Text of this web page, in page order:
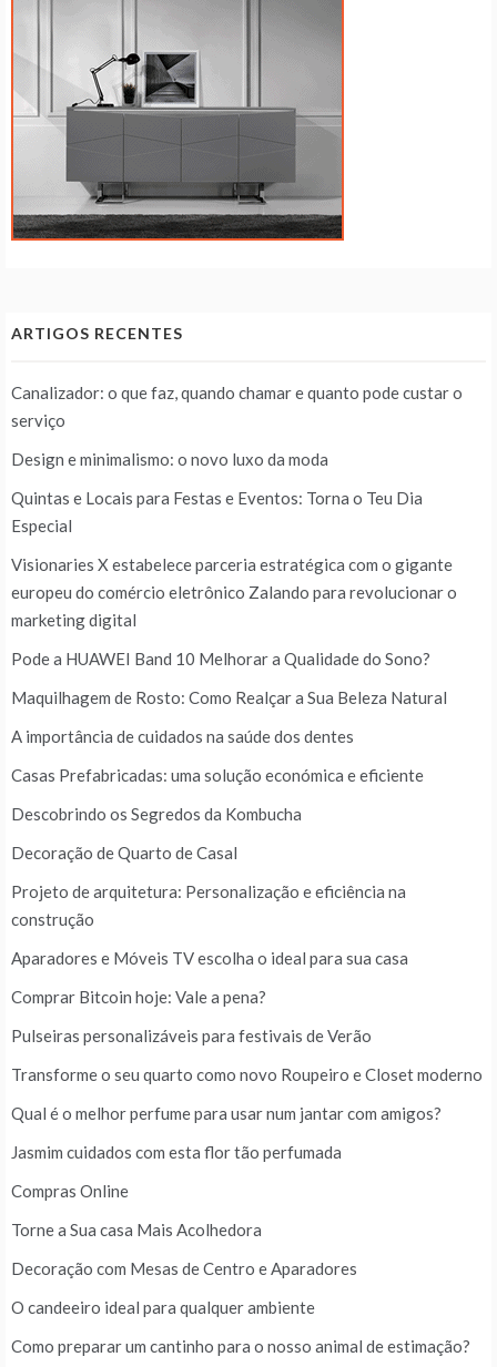
ARTIGOS RECENTES
Canalizador: o que faz, quando chamar e quanto pode custar o
serviço
Design e minimalismo: o novo luxo da moda
Quintas e Locais para Festas e Eventos: Torna o Teu Dia
Especial
Visionaries X estabelece parceria estratégica com o gigante
europeu do comércio eletrônico Zalando para revolucionar o
marketing digital
Pode a HUAWEI Band 10 Melhorar a Qualidade do Sono?
Maquilhagem de Rosto: Como Realçar a Sua Beleza Natural
A importância de cuidados na saúde dos dentes
Casas Prefabricadas: uma solução económica e eficiente
Descobrindo os Segredos da Kombucha
Decoração de Quarto de Casal
Projeto de arquitetura: Personalização e eficiência na
construção
Aparadores e Móveis TV escolha o ideal para sua casa
Comprar Bitcoin hoje: Vale a pena?
Pulseiras personalizáveis para festivais de Verão
Transforme o seu quarto como novo Roupeiro e Closet moderno
Qual é o melhor perfume para usar num jantar com amigos?
Jasmim cuidados com esta flor tão perfumada
Compras Online
Torne a Sua casa Mais Acolhedora
Decoração com Mesas de Centro e Aparadores
O candeeiro ideal para qualquer ambiente
Como preparar um cantinho para o nosso animal de estimação?